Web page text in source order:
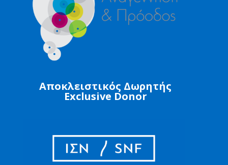
Αποκλειστικός Δωρητής
Exclusive Donor